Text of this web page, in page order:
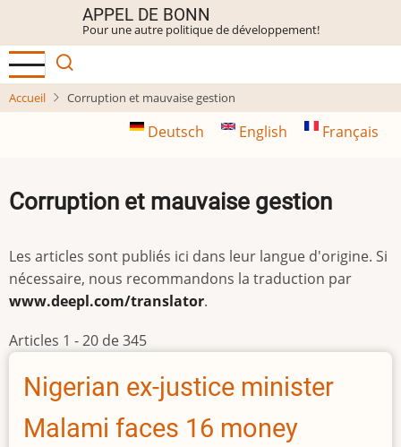
contenu
principal
APPEL DE BONN
Pour une autre politique de développement!
Accueil Corruption et mauvaise gestion
Deutsch English Français
Corruption et mauvaise gestion
Les articles sont publiés ici dans leur langue d'origine. Si
nécessaire, nous recommandons la traduction par
www.deepl.com/translator.
Articles 1 - 20 de 345
Nigerian ex-justice minister
Malami faces 16 money